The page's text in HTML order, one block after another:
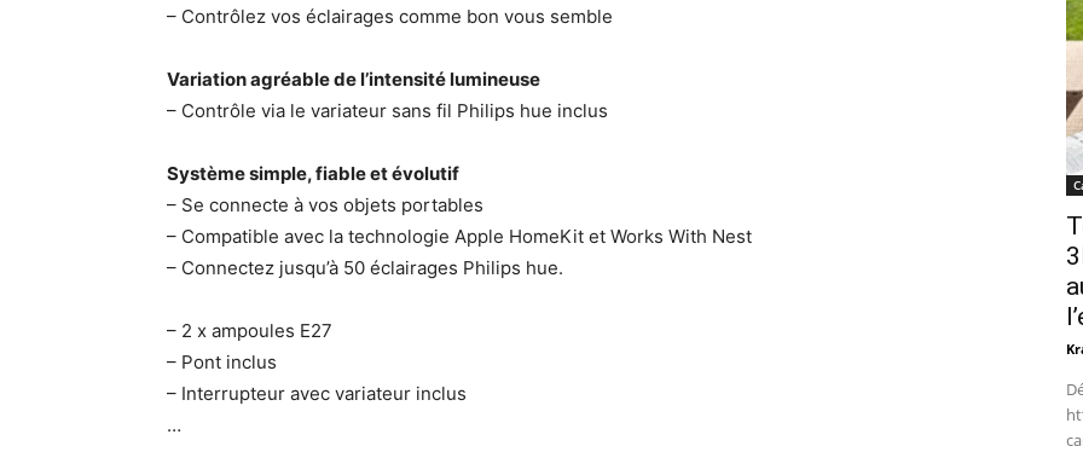
– Contrôlez vos éclairages comme bon vous semble
Variation agréable de l’intensité lumineuse
– Contrôle via le variateur sans fil Philips hue inclus
Système simple, fiable et évolutif
– Se connecte à vos objets portables
– Compatible avec la technologie Apple HomeKit et Works With Nest
– Connectez jusqu’à 50 éclairages Philips hue.
– 2 x ampoules E27
– Pont inclus
– Interrupteur avec variateur inclus
…